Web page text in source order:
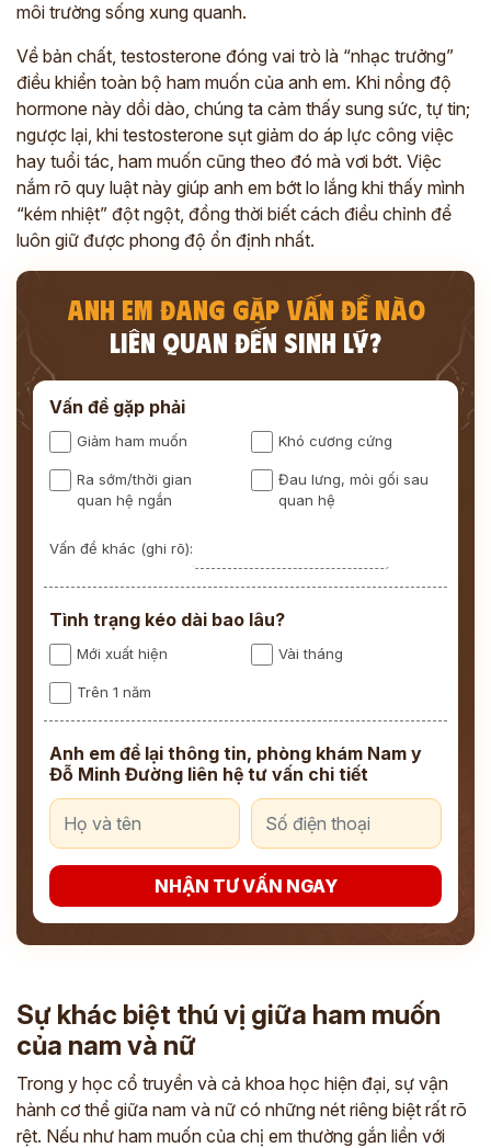
môi trường sống xung quanh.
Về bản chất, testosterone đóng vai trò là “nhạc trưởng”
điều khiển toàn bộ ham muốn của anh em. Khi nồng độ
hormone này dồi dào, chúng ta cảm thấy sung sức, tự tin;
ngược lại, khi testosterone sụt giảm do áp lực công việc
hay tuổi tác, ham muốn cũng theo đó mà vơi bớt. Việc
nắm rõ quy luật này giúp anh em bớt lo lắng khi thấy mình
“kém nhiệt” đột ngột, đồng thời biết cách điều chỉnh để
luôn giữ được phong độ ổn định nhất.
ANH EM ĐANG GẶP VẤN ĐỀ NÀO
LIÊN QUAN ĐẾN SINH LÝ?
Vấn đề gặp phải
Giảm ham muốn Khó cương cứng
Ra sớm/thời gian
quan hệ ngắn
Đau lưng, mỏi gối sau
quan hệ
Vấn đề khác (ghi rõ):
Tình trạng kéo dài bao lâu?
Mới xuất hiện Vài tháng
Trên 1 năm
Anh em để lại thông tin, phòng khám Nam y
Đỗ Minh Đường liên hệ tư vấn chi tiết
NHẬN TƯ VẤN NGAY
Sự khác biệt thú vị giữa ham muốn
của nam và nữ
Trong y học cổ truyền và cả khoa học hiện đại, sự vận
hành cơ thể giữa nam và nữ có những nét riêng biệt rất rõ
rệt. Nếu như ham muốn của chị em thường gắn liền với